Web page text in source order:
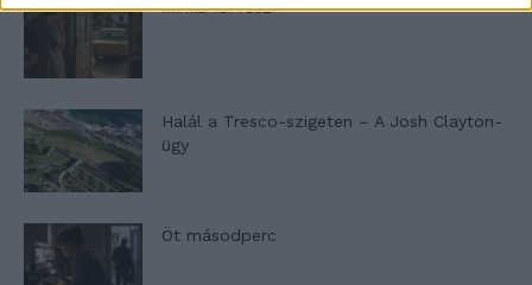
Minka 13. rész
Halál a Tresco-szigeten – A Josh Clayton-
ügy
Öt másodperc